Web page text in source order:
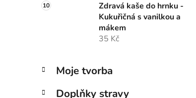
Zdravá kaše do hrnku -
Kukuřičná s vanilkou a
mákem
35 Kč
Přeskočit
kategorie
K
a
Moje tvorba
Doplňky stravy